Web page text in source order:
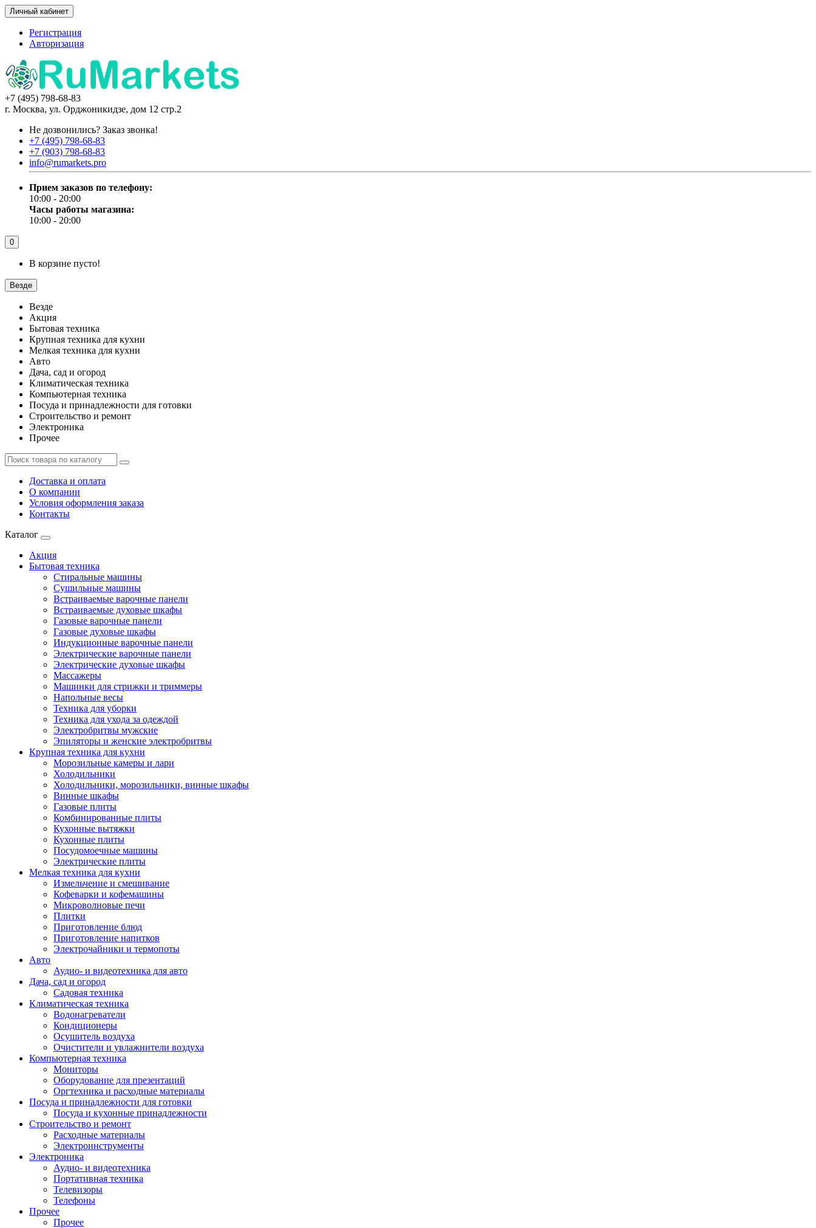
Личный кабинет
Регистрация
Авторизация
+7 (495) 798-68-83
г. Москва, ул. Орджоникидзе, дом 12 стр.2
Не дозвонились? Заказ звонка!
+7 (495) 798-68-83
+7 (903) 798-68-83
info@rumarkets.pro
Прием заказов по телефону:
10:00 - 20:00
Часы работы магазина:
10:00 - 20:00
0
В корзине пусто!
Везде
Везде
Акция
Бытовая техника
Крупная техника для кухни
Мелкая техника для кухни
Авто
Дача, сад и огород
Климатическая техника
Компьютерная техника
Посуда и принадлежности для готовки
Строительство и ремонт
Электроника
Прочее
Доставка и оплата
О компании
Условия оформления заказа
Контакты
Каталог
Акция
Бытовая техника
Стиральные машины
Сушильные машины
Встраиваемые варочные панели
Встраиваемые духовые шкафы
Газовые варочные панели
Газовые духовые шкафы
Индукционные варочные панели
Электрические варочные панели
Электрические духовые шкафы
Массажеры
Машинки для стрижки и триммеры
Напольные весы
Техника для уборки
Техника для ухода за одеждой
Электробритвы мужские
Эпиляторы и женские электробритвы
Крупная техника для кухни
Морозильные камеры и лари
Холодильники
Холодильники, морозильники, винные шкафы
Винные шкафы
Газовые плиты
Комбинированные плиты
Кухонные вытяжки
Кухонные плиты
Посудомоечные машины
Электрические плиты
Мелкая техника для кухни
Измельчение и смешивание
Кофеварки и кофемашины
Микроволновые печи
Плитки
Приготовление блюд
Приготовление напитков
Электрочайники и термопоты
Авто
Аудио- и видеотехника для авто
Дача, сад и огород
Садовая техника
Климатическая техника
Водонагреватели
Кондиционеры
Осушитель воздуха
Очистители и увлажнители воздуха
Компьютерная техника
Мониторы
Оборудование для презентаций
Оргтехника и расходные материалы
Посуда и принадлежности для готовки
Посуда и кухонные принадлежности
Строительство и ремонт
Расходные материалы
Электроинструменты
Электроника
Аудио- и видеотехника
Портативная техника
Телевизоры
Телефоны
Прочее
Прочее